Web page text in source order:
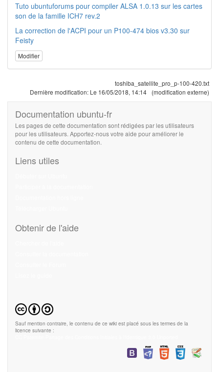
Tuto ubuntuforums pour compiler ALSA 1.0.13 sur les cartes
son de la famille ICH7 rev.2
La correction de l'ACPI pour un P100-474 bios v3.30 sur
Feisty
Modifier
toshiba_satellite_pro_p-100-420.txt
Dernière modification: Le 16/05/2018, 14:14 (modification externe)
Documentation ubuntu-fr
Les pages de cette documentation sont rédigées par les utilisateurs
pour les utilisateurs. Apportez-nous votre aide pour améliorer le
contenu de cette documentation.
Liens utiles
Obtenir de l'aide
Sauf mention contraire, le contenu de ce wiki est placé sous les termes de la
licence suivante :